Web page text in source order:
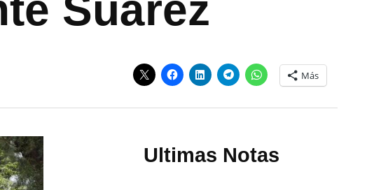
Más
Ultimas Notas